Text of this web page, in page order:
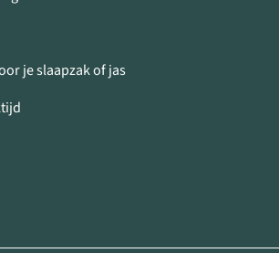
je slaapzak of jas